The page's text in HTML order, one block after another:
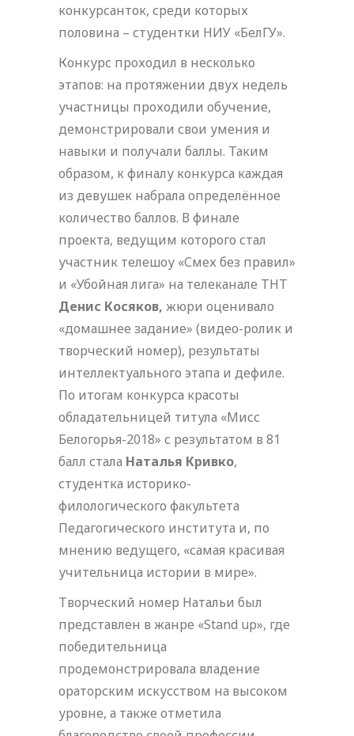
конкурсанток, среди которых
половина – студентки НИУ «БелГУ».
Конкурс проходил в несколько
этапов: на протяжении двух недель
участницы проходили обучение,
демонстрировали свои умения и
навыки и получали баллы. Таким
образом, к финалу конкурса каждая
из девушек набрала определённое
количество баллов. В финале
проекта, ведущим которого стал
участник телешоу «Смех без правил»
и «Убойная лига» на телеканале ТНТ
Денис Косяков, жюри оценивало
«домашнее задание» (видео-ролик и
творческий номер), результаты
интеллектуального этапа и дефиле.
По итогам конкурса красоты
обладательницей титула «Мисс
Белогорья-2018» с результатом в 81
балл стала Наталья Кривко,
студентка историко-
филологического факультета
Педагогического института и, по
мнению ведущего, «самая красивая
учительница истории в мире».
Творческий номер Натальи был
представлен в жанре «Stand up», где
победительница
продемонстрировала владение
ораторским искусством на высоком
уровне, а также отметила